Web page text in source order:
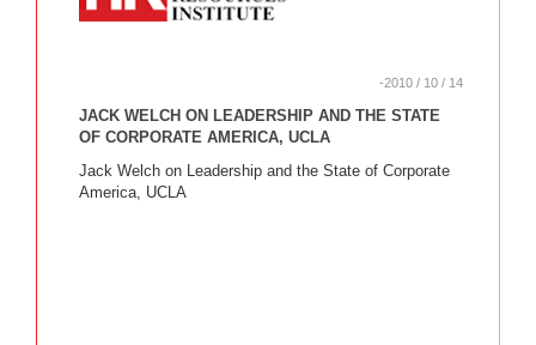
-2010 / 10 / 14
JACK WELCH ON LEADERSHIP AND THE STATE
OF CORPORATE AMERICA, UCLA
Jack Welch on Leadership and the State of Corporate
America, UCLA